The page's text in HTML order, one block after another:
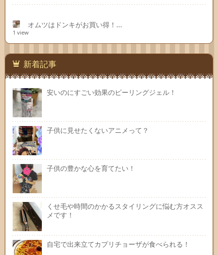
オムツはドンキがお買い得！...
1 view
新着記事
安いのにすごい効果のピーリングジェル！
子供に見せたくないアニメって？
子供の豊かな心を育てたい！
くせ毛や時間のかかるスタイリングに悩む方オスス
メです！
自宅で出来立てカプリチョーザが食べられる！